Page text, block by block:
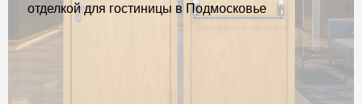
отделкой для гостиницы в Подмосковье